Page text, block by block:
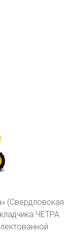
(Свердловская
ЧЕТРА